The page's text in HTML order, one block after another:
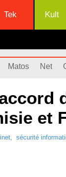
Tek Kult
Matos Net
et
, sécurité